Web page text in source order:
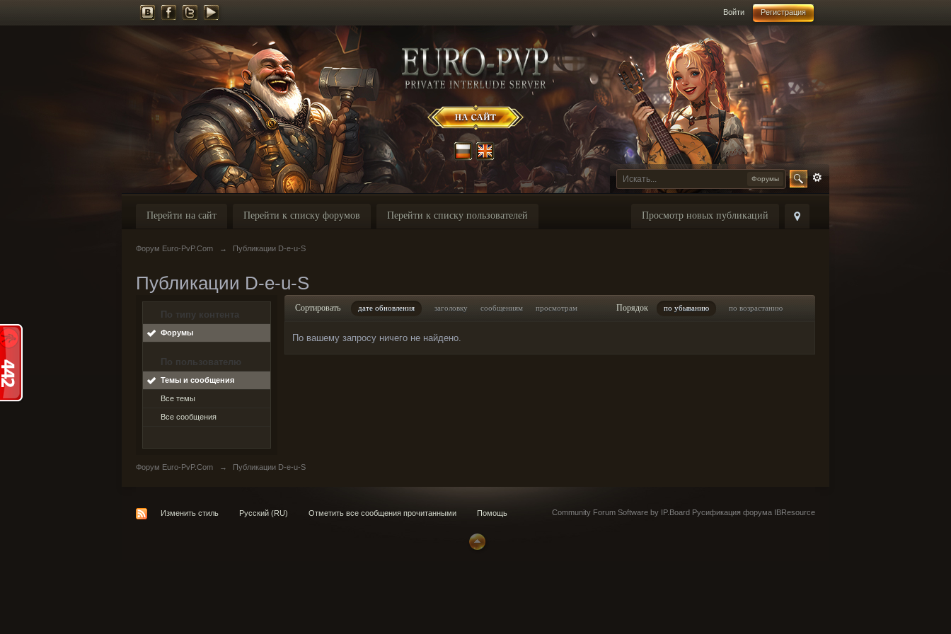
Войти Регистрация
Форумы
Просмотр новых публикаций
Перейти на сайт Перейти к списку форумов Перейти к списку пользователей
Форум Euro-PvP.Com → Публикации D-e-u-S
Публикации D-e-u-S
По типу контента
Форумы
По пользователю
Темы и сообщения
Все темы
Все сообщения
Сортировать дате обновления заголовку сообщениям просмотрам Порядок по убыванию по возрастанию
По вашему запросу ничего не найдено.
Форум Euro-PvP.Com → Публикации D-e-u-S
Изменить стиль Русский (RU) Отметить все сообщения прочитанными Помощь Community Forum Software by IP.Board Русификация форума IBResource